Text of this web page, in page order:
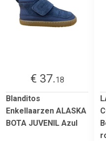
€ 37.18
Blanditos
Enkellaarzen ALASKA
BOTA JUVENIL Azul